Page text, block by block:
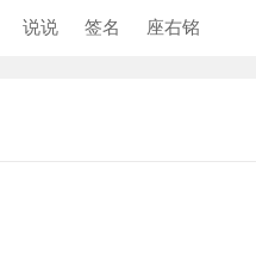
说说 签名 座右铭